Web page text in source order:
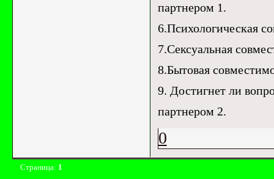
партнером 1.
6.Психологическая
7.Сексуальная
8.Бытовая
9. Достигнет ли
партнером 2.
0
Страница: 1